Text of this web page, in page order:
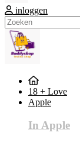
inloggen
18 + Love
Apple
In Apple